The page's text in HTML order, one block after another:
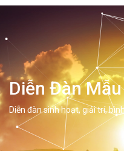
Diễn Đàn
Diễn đàn sinh hoạt, giải trí,